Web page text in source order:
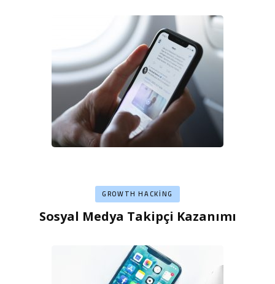
GROWTH HACKING
Sosyal Medya Takipçi Kazanımı